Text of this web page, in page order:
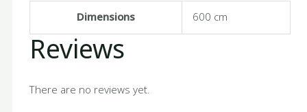
Dimensions
600 cm
Reviews
There are no reviews yet.